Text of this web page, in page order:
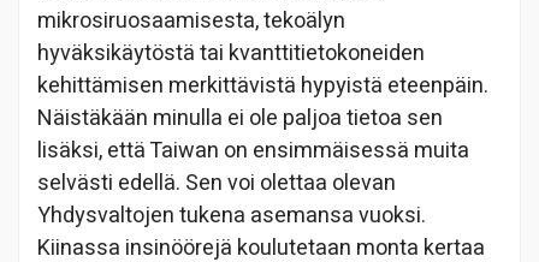
mikrosiruosaamisesta, tekoälyn
hyväksikäytöstä tai kvanttitietokoneiden
kehittämisen merkittävistä hypyistä eteenpäin.
Näistäkään minulla ei ole paljoa tietoa sen
lisäksi, että Taiwan on ensimmäisessä muita
selvästi edellä. Sen voi olettaa olevan
Yhdysvaltojen tukena asemansa vuoksi.
Kiinassa insinöörejä koulutetaan monta kertaa